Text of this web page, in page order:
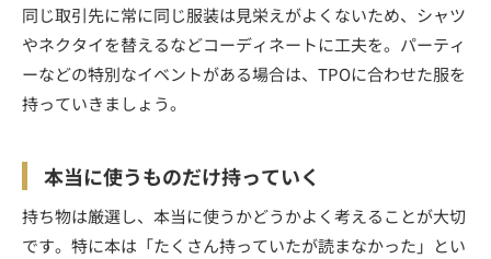
同じ取引先に常に同じ服装は見栄えがよくないため、シャツ
やネクタイを替えるなどコーディネートに工夫を。パーティ
ーなどの特別なイベントがある場合は、TPOに合わせた服を
持っていきましょう。
本当に使うものだけ持っていく
持ち物は厳選し、本当に使うかどうかよく考えることが大切
です。特に本は「たくさん持っていたが読まなかった」とい